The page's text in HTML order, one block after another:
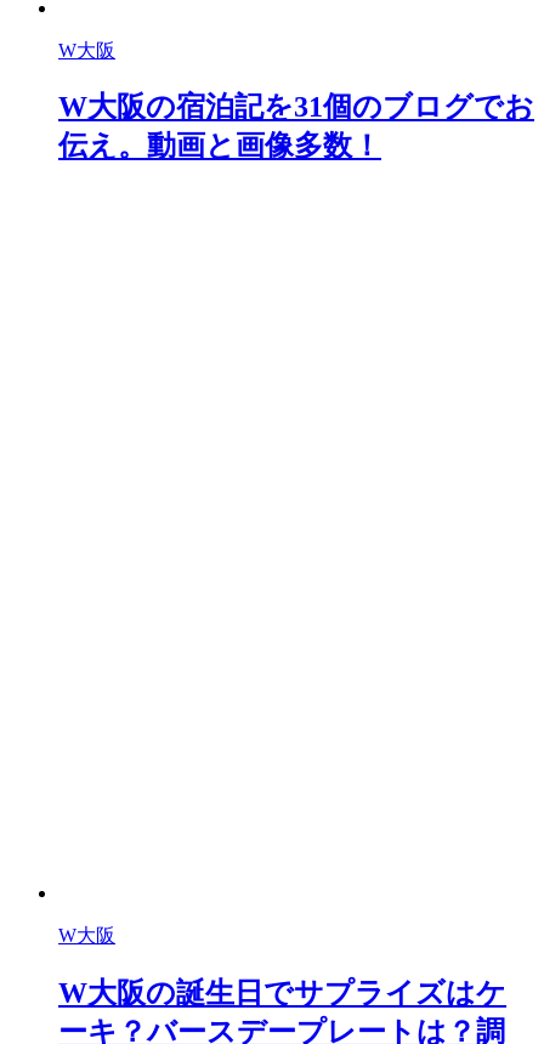
W大阪
W大阪の宿泊記を31個のブログでお
伝え。動画と画像多数！
W大阪
W大阪の誕生日でサプライズはケ
ーキ？バースデープレートは？調